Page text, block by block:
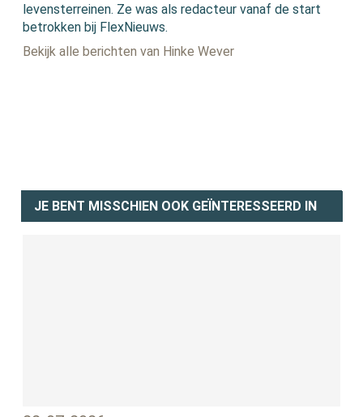
levensterreinen. Ze was als redacteur vanaf de start
betrokken bij FlexNieuws.
Bekijk alle berichten van Hinke Wever
JE BENT MISSCHIEN OOK GEÏNTERESSEERD IN